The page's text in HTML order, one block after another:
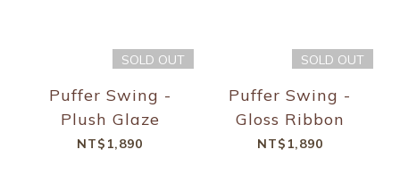
SOLD OUT
Puffer Swing -
Plush Glaze
NT$1,890
SOLD OUT
Puffer Swing -
Gloss Ribbon
NT$1,890